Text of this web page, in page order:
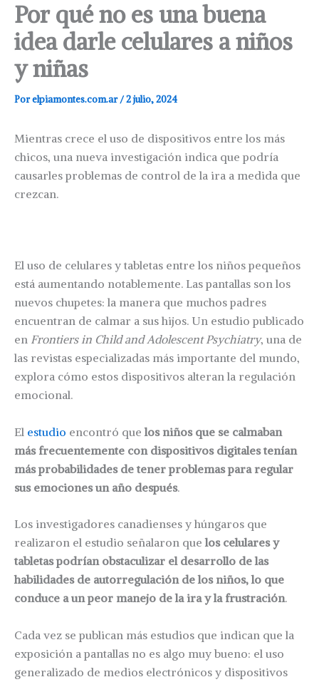
Por qué no es una buena
idea darle celulares a niños
y niñas
Porelpiamontes.com.ar/2 julio, 2024
Mientras crece el uso de dispositivos entre los más
chicos, una nueva investigación indica que podría
causarles problemas de control de la ira a medida que
crezcan.
El uso de celulares y tabletas entre los niños pequeños
está aumentando notablemente. Las pantallas son los
nuevos chupetes: la manera que muchos padres
encuentran de calmar a sus hijos. Un estudio publicado
en Frontiers in Child and Adolescent Psychiatry, una de
las revistas especializadas más importante del mundo,
explora cómo estos dispositivos alteran la regulación
emocional.
El estudio encontró quelos niños que se calmaban
más frecuentemente con dispositivos digitales tenían
más probabilidades de tener problemas para regular
sus emociones un año después.
Los investigadores canadienses y húngaros que
realizaron el estudio señalaron quelos celulares y
tabletas podrían obstaculizar el desarrollo de las
habilidades de autorregulación de los niños, lo que
conduce a un peor manejo de la ira y la frustración.
Cada vez se publican más estudios que indican que la
exposición a pantallas no es algo muy bueno: el uso
generalizado de medios electrónicos y dispositivos